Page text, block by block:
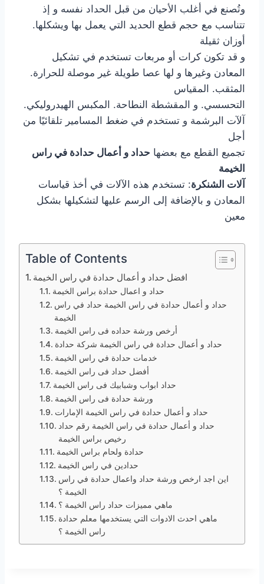
وتُصنع في أغلب الأحيان من قبل الحداد نفسه و إذ
تتناسب مع حجم قطع الحديد التي يعمل بها ويشكلها.
أوزان ثقيلة
و قد تكون كرات أو مربعات تستخدم في تشكيل
المعادن وغيرها و لها عصا طويلة غير موصلة للحرارة.
المثقب. المقياس
التحسسي. و المقشطة النطاحة. المكبس الهيدروليكي.
آلآت البرشمة و تستخدم في ضغط المسامير تلقائيًا من
أجل
تجميع القطع مع بعضها حداد و أعمال حدادة في راس
الخيمة
آلات الشنكرة: تستخدم هذه الآلات في أخذ قياسات
المعادن و بالإضافة إلى الرسم عليها لتشكيلها بشكل
معين
Table of Contents
افضل حداد و أعمال حدادة في راس الخيمة
حداد و اعمال حدادة براس الخيمة
حداد و أعمال حدادة في راس الخيمة حداد في راس
الخيمة
أرخص ورشة حداده فى راس الخيمة
حداد و أعمال حدادة في راس الخيمة شركة حدادة
خدمات حدادة في راس الخيمة
أفضل حداد فى راس الخيمة
حداد ابواب وشبابيك فى راس الخيمة
ورشة حدادة فى راس الخيمة
حداد و أعمال حدادة في راس الخيمة الإمارات
حداد و أعمال حدادة في راس الخيمة رقم حداد
رخيص براس الخيمة
حدادة ولحام براس الخيمة
حدادين في راس الخيمة
اين اجد ارخص ورشة حداد واعمال حدادة في راس
الخيمة ؟
ماهي مميزات حداد راس الخيمة ؟
ماهي احدث الادوات التي يستخدمها معلم حدادة
راس الخيمة ؟